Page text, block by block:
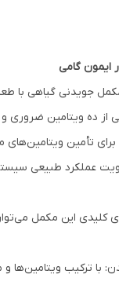
ایمون گامی
جویدنی گیاهی با
ده ویتامین ضروری و
تأمین ویتامین‌های
عملکرد طبیعی
کلیدی این مکمل
با ترکیب ویتامین‌ها و